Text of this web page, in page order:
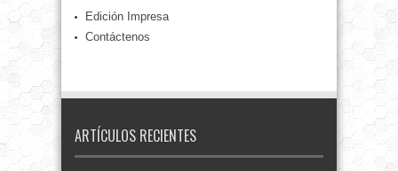
Edición Impresa
Contáctenos
ARTÍCULOS RECIENTES